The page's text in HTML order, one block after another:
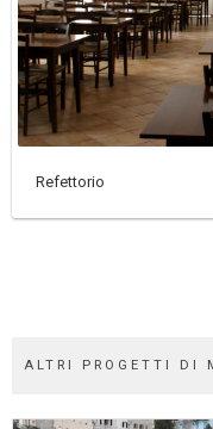
Refettorio
ALTRI PROGETTI DI